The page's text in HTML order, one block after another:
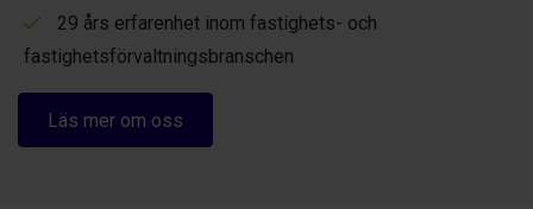
29 års erfarenhet inom fastighets- och
fastighetsförvaltningsbranschen
Läs mer om oss